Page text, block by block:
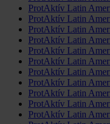
ProtAktív Latin
ProtAktív Latin
ProtAktív Latin
ProtAktív Latin
ProtAktív Latin
ProtAktív Latin
ProtAktív Latin
ProtAktív Latin
ProtAktív Latin
ProtAktív Latin
ProtAktív Latin